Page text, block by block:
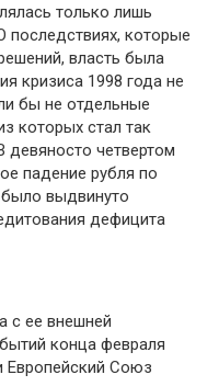
только лишь
последствиях, которые
власть была
кризиса 1998 года не
бы не отдельные
которых стал так
девяносто четвертом
падение рубля по
выдвинуто
дефицита
с ее внешней
конца февраля
Европейский Союз